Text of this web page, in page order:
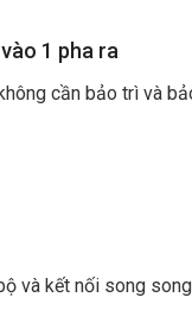
1 pha ra
cần bảo trì và
và kết nối song song